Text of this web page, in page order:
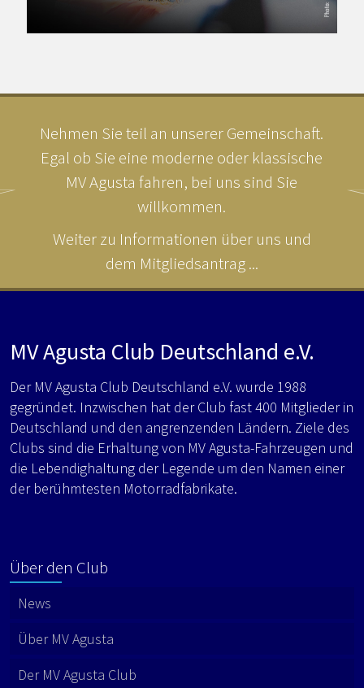
Nehmen Sie teil an unserer Gemeinschaft.
Egal ob Sie eine moderne oder klassische
MV Agusta fahren, bei uns sind Sie
willkommen.
Weiter zu Informationen über uns und
dem Mitgliedsantrag ...
MV Agusta Club Deutschland e.V.
Der MV Agusta Club Deutschland e.V. wurde 1988
gegründet. Inzwischen hat der Club fast 400 Mitglieder in
Deutschland und den angrenzenden Ländern. Ziele des
Clubs sind die Erhaltung von MV Agusta-Fahrzeugen und
die Lebendighaltung der Legende um den Namen einer
der berühmtesten Motorradfabrikate.
Über den Club
News
Über MV Agusta
Der MV Agusta Club